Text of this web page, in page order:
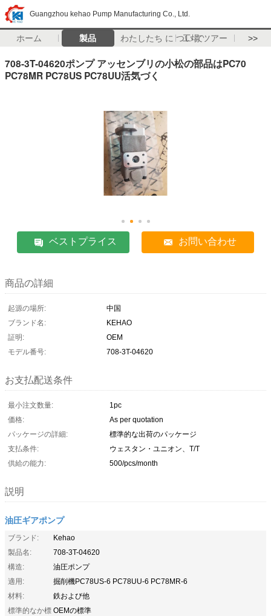
Guangzhou kehao Pump Manufacturing Co., Ltd.
ホーム 製品 わたしたち に つい て工場 ツアー >>
708-3T-04620ポンプ アッセンブリの小松の部品はPC70
PC78MR PC78US PC78UU活気づく
ベストプライス お問い合わせ
商品の詳細
起源の場所:
中国
ブランド名:
KEHAO
証明:
OEM
モデル番号:
708-3T-04620
お支払配送条件
最小注文数量:
1pc
価格:
As per quotation
パッケージの詳細:
標準的な出荷のパッケージ
支払条件:
ウェスタン・ユニオン、T/T
供給の能力:
500/pcs/month
説明
油圧ギアポンプ
ブランド:
Kehao
製品名:
708-3T-04620
構造:
油圧ポンプ
適用:
掘削機PC78US-6 PC78UU-6 PC78MR-6
材料:
鉄および他
標準的なか標 OEMの標準